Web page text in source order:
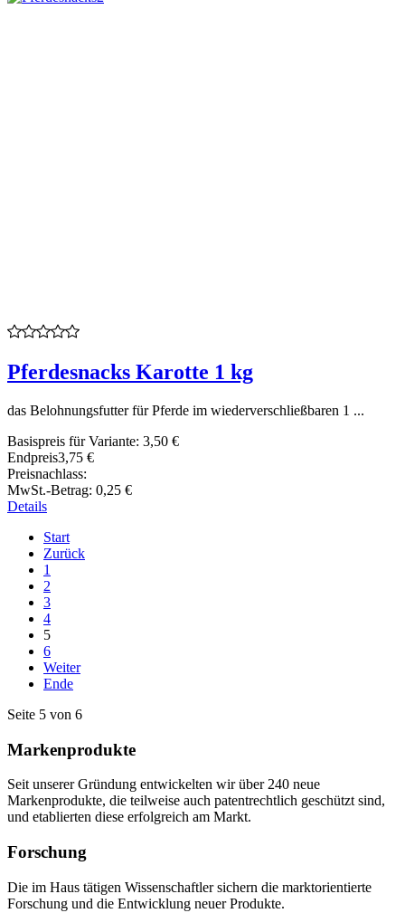
Pferdesnacks Karotte 1 kg
das Belohnungsfutter für Pferde im wiederverschließbaren 1 ...
Basispreis für Variante: 3,50 €
Endpreis3,75 €
Preisnachlass:
MwSt.-Betrag: 0,25 €
Details
Start
Zurück
1
2
3
4
5
6
Weiter
Ende
Seite 5 von 6
Markenprodukte
Seit unserer Gründung entwickelten wir über 240 neue
Markenprodukte, die teilweise auch patentrechtlich geschützt sind,
und etablierten diese erfolgreich am Markt.
Forschung
Die im Haus tätigen Wissenschaftler sichern die marktorientierte
Forschung und die Entwicklung neuer Produkte.